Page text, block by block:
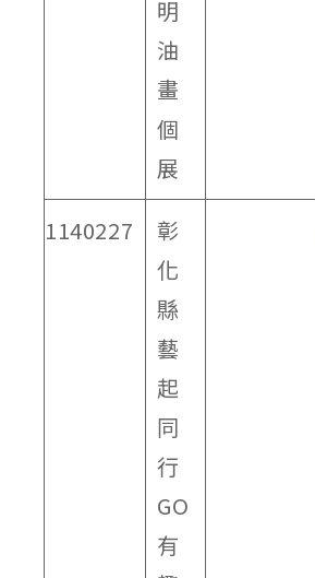
明
油
畫
個
展
1140227
彰
化
縣
藝
起
同
行
GO
有